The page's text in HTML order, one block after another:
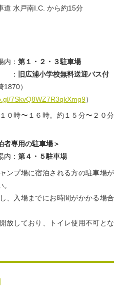
道 水戸南I.C. から約15分
内： 第１・２・３駐車場
：
旧広浦小学校無料送迎バス付
1870）
7SkvQ8WZ7R3qkXmg9）
０時〜１６時。約１５分〜２０分
者専用の駐車場＞
内： 第４・５駐車場
ンプ場に宿泊される方の駐車場が
、入場までにお時間がかかる場合
放しており、トイレ使用不可とな